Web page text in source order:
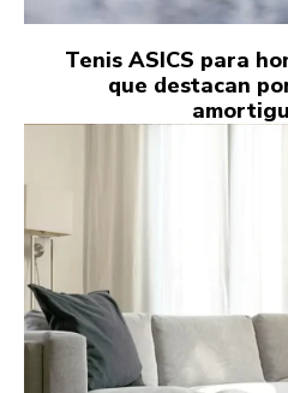
Tenis ASICS para
que destacan